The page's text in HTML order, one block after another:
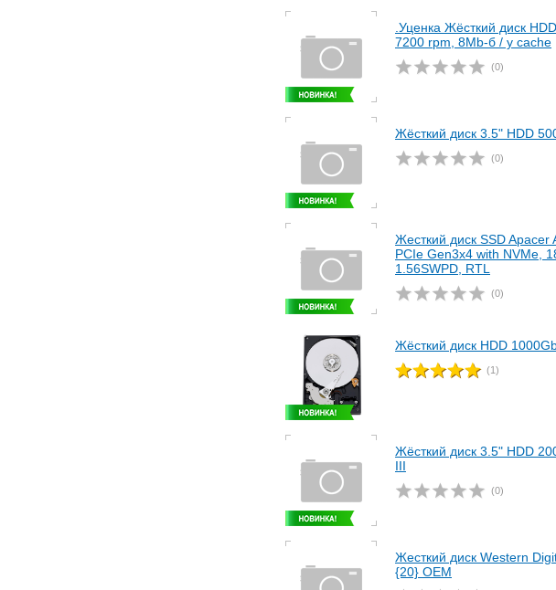
.Уценка Жёсткий диск
7200 rpm, 8Mb-б / у cache
(0)
Жёсткий диск 3.5" HDD
(0)
Жесткий диск SSD
PCIe Gen3x4 with NVMe,
1.56SWPD, RTL
(0)
Жёсткий диск HDD
(1)
Жёсткий диск 3.5" HDD
III
(0)
Жесткий диск Western
{20} OEM